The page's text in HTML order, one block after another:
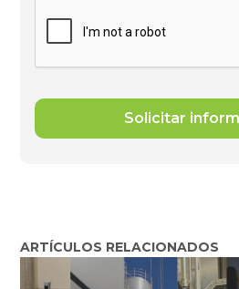
ARTÍCULOS RELACIONADOS